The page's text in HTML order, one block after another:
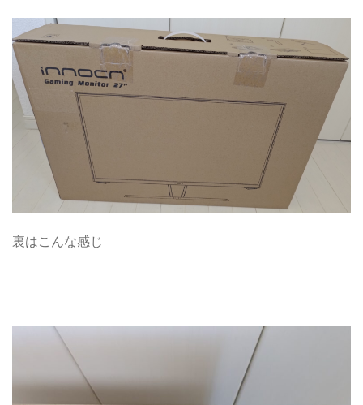
裏はこんな感じ